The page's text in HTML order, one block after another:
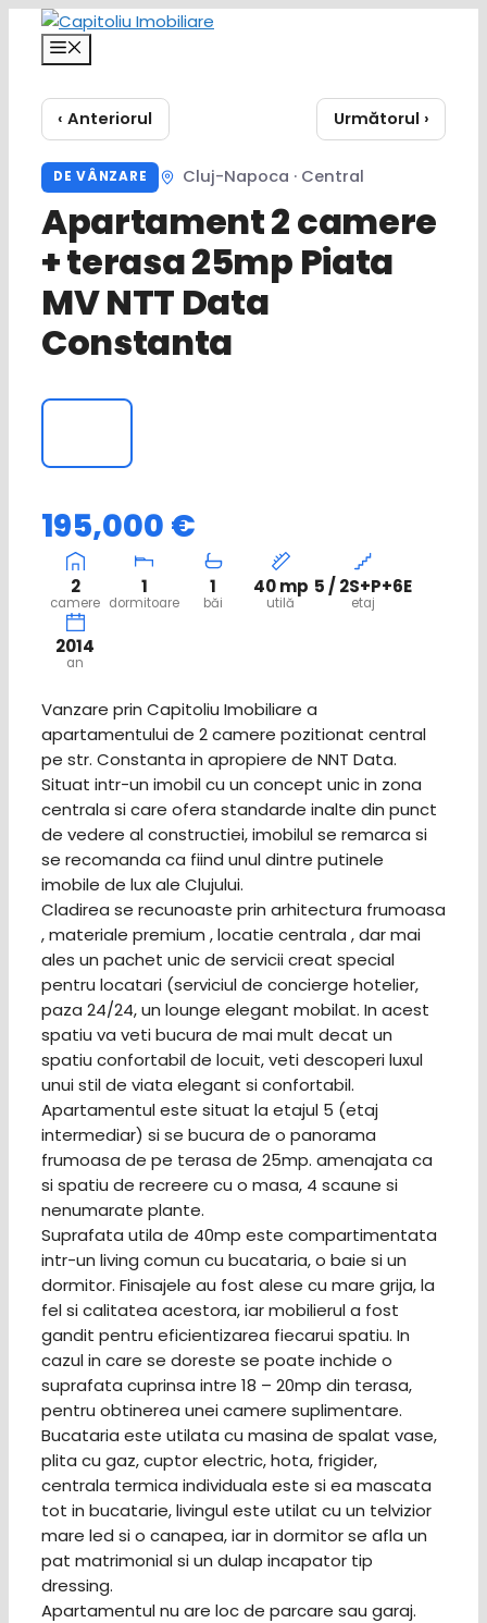
conținut
‹ Anteriorul Următorul ›
DE VÂNZARE Cluj-Napoca · Central
Apartament 2 camere
+ terasa 25mp Piata
MV NTT Data
Constanta
‹
195,000 €
2
camere
1
dormitoare
1
băi
40 mp
utilă
5 / 2S+P+6E
etaj
2014
an
Vanzare prin Capitoliu Imobiliare a
apartamentului de 2 camere pozitionat central
pe str. Constanta in apropiere de NNT Data.
Situat intr-un imobil cu un concept unic in zona
centrala si care ofera standarde inalte din punct
de vedere al constructiei, imobilul se remarca si
se recomanda ca fiind unul dintre putinele
imobile de lux ale Clujului.
Cladirea se recunoaste prin arhitectura frumoasa
, materiale premium , locatie centrala , dar mai
ales un pachet unic de servicii creat special
pentru locatari (serviciul de concierge hotelier,
paza 24/24, un lounge elegant mobilat. In acest
spatiu va veti bucura de mai mult decat un
spatiu confortabil de locuit, veti descoperi luxul
unui stil de viata elegant si confortabil.
Apartamentul este situat la etajul 5 (etaj
intermediar) si se bucura de o panorama
frumoasa de pe terasa de 25mp. amenajata ca
si spatiu de recreere cu o masa, 4 scaune si
nenumarate plante.
Suprafata utila de 40mp este compartimentata
intr-un living comun cu bucataria, o baie si un
dormitor. Finisajele au fost alese cu mare grija, la
fel si calitatea acestora, iar mobilierul a fost
gandit pentru eficientizarea fiecarui spatiu. In
cazul in care se doreste se poate inchide o
suprafata cuprinsa intre 18 – 20mp din terasa,
pentru obtinerea unei camere suplimentare.
Bucataria este utilata cu masina de spalat vase,
plita cu gaz, cuptor electric, hota, frigider,
centrala termica individuala este si ea mascata
tot in bucatarie, livingul este utilat cu un telvizior
mare led si o canapea, iar in dormitor se afla un
pat matrimonial si un dulap incapator tip
dressing.
Apartamentul nu are loc de parcare sau garaj.